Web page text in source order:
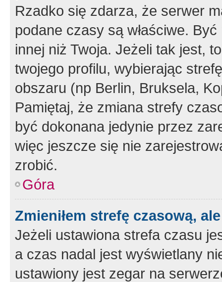
Rzadko się zdarza, że serwer
podane czasy są właściwe.
innej niż Twoja. Jeżeli tak jest,
twojego profilu, wybierając
obszaru (np Berlin, Bruksela,
Pamiętaj, że zmiana strefy
być dokonana jedynie przez
więc jeszcze się nie
zrobić.
Góra
Zmieniłem strefę czasową,
Jeżeli ustawiona strefa czasu
a czas nadal jest wyświetlany
ustawiony jest zegar na